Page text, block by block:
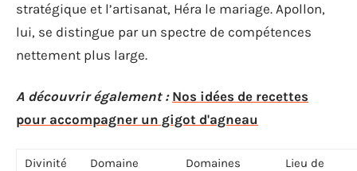
stratégique et l’artisanat, Héra le mariage. Apollon,
lui, se distingue par un spectre de compétences
nettement plus large.
A découvrir également : Nos idées de recettes
pour accompagner un gigot d'agneau
Divinité
Domaine
Domaines
Lieu de